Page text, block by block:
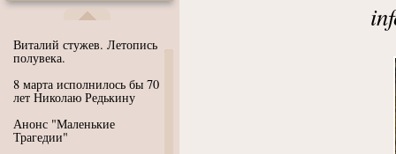
Виталий стужев. Летопись
полувека.
8 марта исполнилось бы 70
лет Николаю Редькину
Анонс "Маленькие
Трагедии"